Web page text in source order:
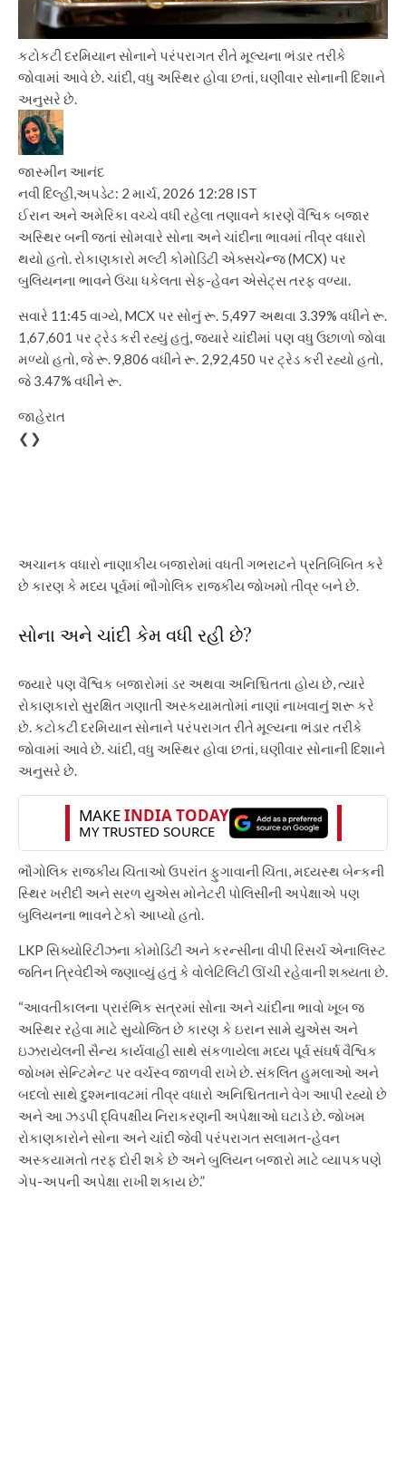
કટોકટી દરમિયાન સોનાને પરંપરાગત રીતે મૂલ્યના ભંડાર તરીકે
જોવામાં આવે છે. ચાંદી, વધુ અસ્થિર હોવા છતાં, ઘણીવાર સોનાની દિશાને
અનુસરે છે.
જાસ્મીન આનંદ
નવી દિલ્હી,અપડેટ: 2 માર્ચ, 2026 12:28 IST
ઈરાન અને અમેરિકા વચ્ચે વધી રહેલા તણાવને કારણે વૈશ્વિક બજાર
અસ્થિર બની જતાં સોમવારે સોના અને ચાંદીના ભાવમાં તીવ્ર વધારો
થયો હતો. રોકાણકારો મલ્ટી કોમોડિટી એક્સચેન્જ (MCX) પર
બુલિયનના ભાવને ઉંચા ધકેલતા સેફ-હેવન એસેટ્સ તરફ વળ્યા.
સવારે 11:45 વાગ્યે, MCX પર સોનું રૂ. 5,497 અથવા 3.39% વધીને રૂ.
1,67,601 પર ટ્રેડ કરી રહ્યું હતું, જ્યારે ચાંદીમાં પણ વધુ ઉછાળો જોવા
મળ્યો હતો, જે રૂ. 9,806 વધીને રૂ. 2,92,450 પર ટ્રેડ કરી રહ્યો હતો,
જે 3.47% વધીને રૂ.
જાહેરાત
❮❯
અચાનક વધારો નાણાકીય બજારોમાં વધતી ગભરાટને પ્રતિબિંબિત કરે
છે કારણ કે મધ્ય પૂર્વમાં ભૌગોલિક રાજકીય જોખમો તીવ્ર બને છે.
સોના અને ચાંદી કેમ વધી રહી છે?
જ્યારે પણ વૈશ્વિક બજારોમાં ડર અથવા અનિશ્ચિતતા હોય છે, ત્યારે
રોકાણકારો સુરક્ષિત ગણાતી અસ્કયામતોમાં નાણાં નાખવાનું શરૂ કરે
છે. કટોકટી દરમિયાન સોનાને પરંપરાગત રીતે મૂલ્યના ભંડાર તરીકે
જોવામાં આવે છે. ચાંદી, વધુ અસ્થિર હોવા છતાં, ઘણીવાર સોનાની દિશાને
અનુસરે છે.
ભૌગોલિક રાજકીય ચિંતાઓ ઉપરાંત ફુગાવાની ચિંતા, મધ્યસ્થ બેન્કની
સ્થિર ખરીદી અને સરળ યુએસ મોનેટરી પોલિસીની અપેક્ષાએ પણ
બુલિયનના ભાવને ટેકો આપ્યો હતો.
LKP સિક્યોરિટીઝના કોમોડિટી અને કરન્સીના વીપી રિસર્ચ એનાલિસ્ટ
જતિન ત્રિવેદીએ જણાવ્યું હતું કે વોલેટિલિટી ઊંચી રહેવાની શક્યતા છે.
“આવતીકાલના પ્રારંભિક સત્રમાં સોના અને ચાંદીના ભાવો ખૂબ જ
અસ્થિર રહેવા માટે સુયોજિત છે કારણ કે ઇરાન સામે યુએસ અને
ઇઝરાયેલની સૈન્ય કાર્યવાહી સાથે સંકળાયેલા મધ્ય પૂર્વ સંઘર્ષ વૈશ્વિક
જોખમ સેન્ટિમેન્ટ પર વર્ચસ્વ જાળવી રાખે છે. સંકલિત હુમલાઓ અને
બદલો સાથે દુશ્મનાવટમાં તીવ્ર વધારો અનિશ્ચિતતાને વેગ આપી રહ્યો છે
અને આ ઝડપી દ્વિપક્ષીય નિરાકરણની અપેક્ષાઓ ઘટાડે છે. જોખમ
રોકાણકારોને સોના અને ચાંદી જેવી પરંપરાગત સલામત-હેવન
અસ્કયામતો તરફ દોરી શકે છે અને બુલિયન બજારો માટે વ્યાપકપણે
ગેપ-અપની અપેક્ષા રાખી શકાય છે.”